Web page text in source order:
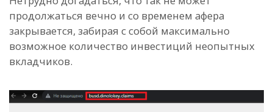
продолжаться вечно и со временем афера
закрывается, забирая с собой максимально
возможное количество инвестиций неопытных
вкладчиков.